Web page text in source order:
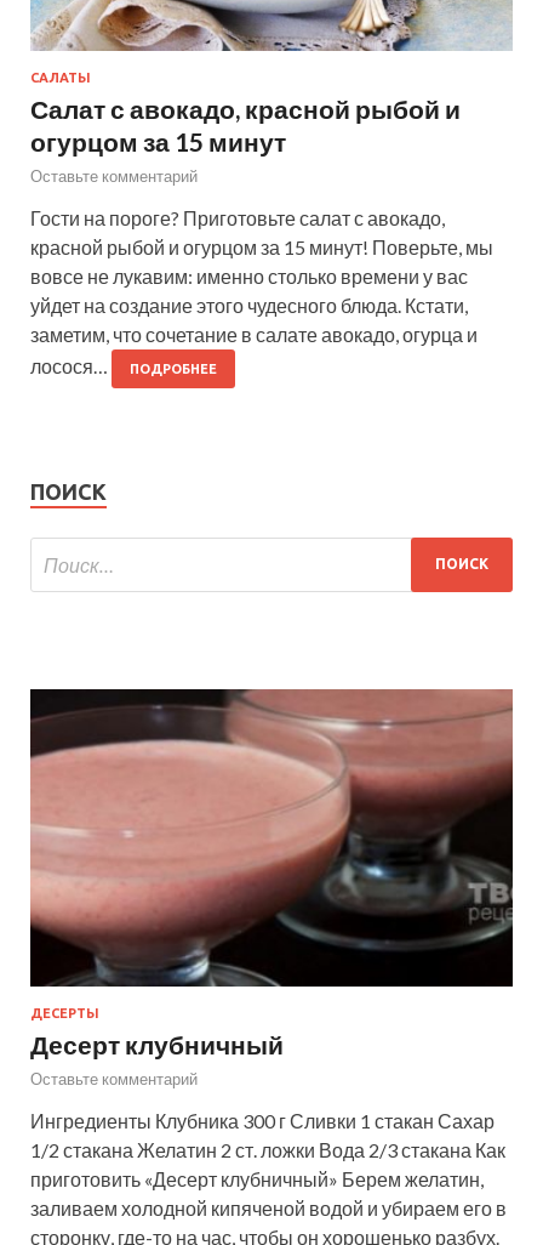
САЛАТЫ
Салат с авокадо, красной рыбой и
огурцом за 15 минут
Оставьте комментарий
Гости на пороге? Приготовьте салат с авокадо,
красной рыбой и огурцом за 15 минут! Поверьте, мы
вовсе не лукавим: именно столько времени у вас
уйдет на создание этого чудесного блюда. Кстати,
заметим, что сочетание в салате авокадо, огурца и
лосося…
ПОДРОБНЕЕ
ПОИСК
ДЕСЕРТЫ
Десерт клубничный
Оставьте комментарий
Ингредиенты Клубника 300 г Сливки 1 стакан Сахар
1/2 стакана Желатин 2 ст. ложки Вода 2/3 стакана Как
приготовить «Десерт клубничный» Берем желатин,
заливаем холодной кипяченой водой и убираем его в
сторонку, где-то на час, чтобы он хорошенько разбух.